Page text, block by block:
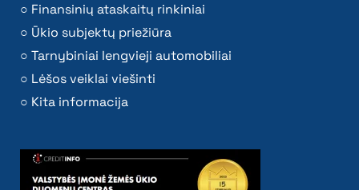
Finansinių ataskaitų rinkiniai
Ūkio subjektų priežiūra
Tarnybiniai lengvieji automobiliai
Lėšos veiklai viešinti
Kita informacija